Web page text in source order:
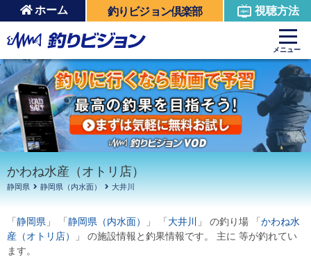
ホーム 釣りビジョン倶楽部 視聴方法
メニュー
かわね水産（オトリ店）
静岡県 静岡県（内水面） 大井川
「 静岡県 」 「 静岡県（内水面） 」 「 大井川 」 の釣り場 「 かわね水
産（オトリ店）
」 の施設情報と釣果情報です。 主に 等が釣れてい
ます。
周辺の施設を見る